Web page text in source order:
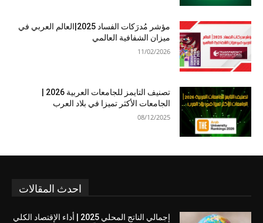
مؤشر مُدرَكات الفساد 2025|العالم العربي في
ميزان الشفافية العالمي
11/02/2026
تصنيف التايمز للجامعات العربية 2026 |
الجامعات الأكثر تميزا في بلاد العرب
08/12/2025
احدث المقالات
إجمالي الناتج المحلي 2025 | أداء الإقتصاد الكلي